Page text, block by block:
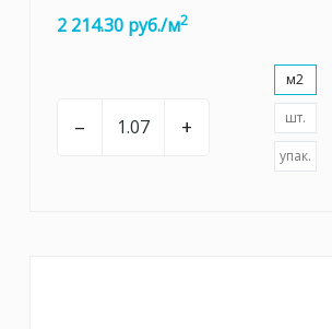
2 214.30 руб./м2
– +
м2
шт.
упак.